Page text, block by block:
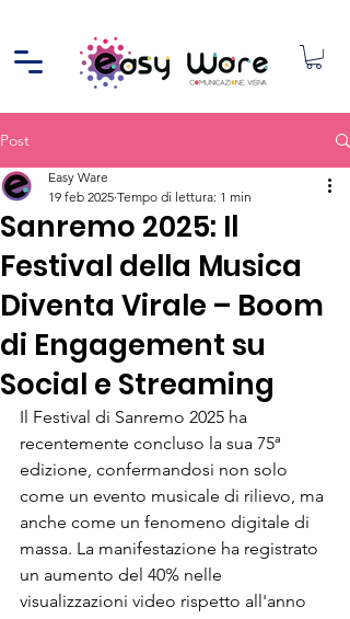
Post
Sanremo 2025: Il
Festival della Musica
Diventa Virale – Boom
di Engagement su
Social e Streaming
Easy Ware
19 feb 2025 Tempo di lettura: 1 min
Il Festival di Sanremo 2025 ha
recentemente concluso la sua 75ª
edizione, confermandosi non solo
come un evento musicale di rilievo, ma
anche come un fenomeno digitale di
massa. La manifestazione ha registrato
un aumento del 40% nelle
visualizzazioni video rispetto all'anno